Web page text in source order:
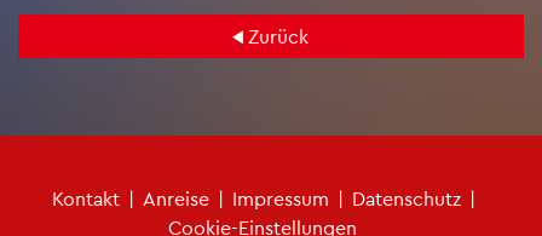
Zu­rück
Kon­takt | An­rei­se | Im­pres­sum | Da­ten­schutz |
Coo­kie-Ein­stel­lun­gen